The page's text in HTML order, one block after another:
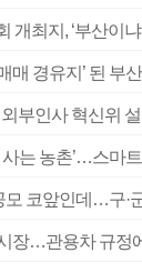
개최지, ‘부산이
매 경유지’ 된 부
부인사 혁신위 설
사는 농촌’…스마
코앞인데…구·
장…관용차 규정